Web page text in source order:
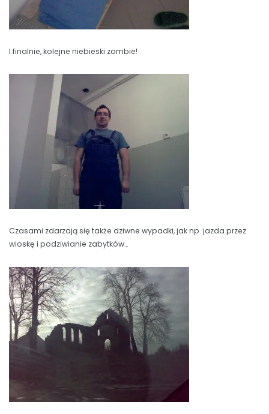
I finalnie, kolejne niebieski zombie!
Czasami zdarzają się także dziwne wypadki, jak np. jazda przez
wioskę i podziwianie zabytków…